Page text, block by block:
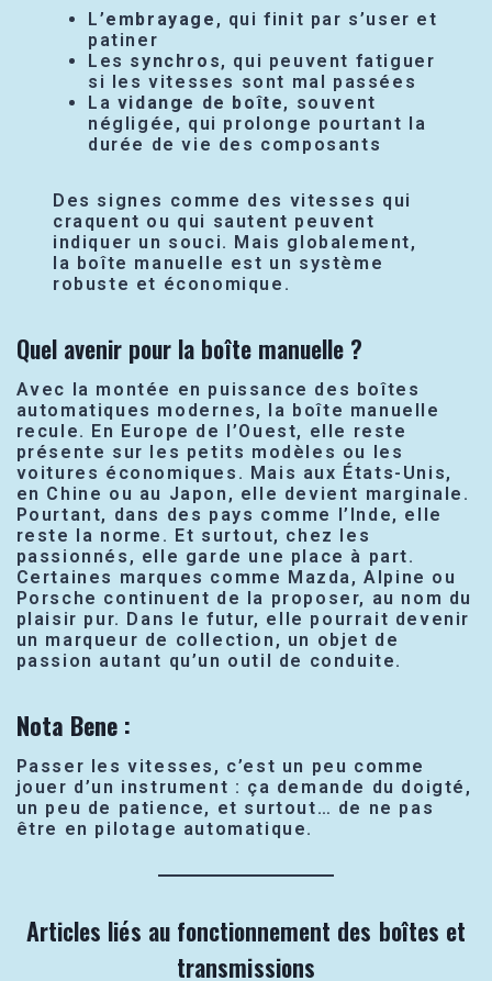
L’embrayage , qui finit par s’user et
patiner
Les synchros, qui peuvent fatiguer
si les vitesses sont mal passées
La vidange de boîte, souvent
négligée, qui prolonge pourtant la
durée de vie des composants
Des signes comme des vitesses qui
craquent ou qui sautent peuvent
indiquer un souci. Mais globalement,
la boîte manuelle est un système
robuste et économique.
Quel avenir pour la boîte manuelle ?
Avec la montée en puissance des boîtes
automatiques modernes, la boîte manuelle
recule. En Europe de l’Ouest, elle reste
présente sur les petits modèles ou les
voitures économiques. Mais aux États-Unis,
en Chine ou au Japon, elle devient marginale.
Pourtant, dans des pays comme l’Inde, elle
reste la norme. Et surtout, chez les
passionnés, elle garde une place à part.
Certaines marques comme Mazda, Alpine ou
Porsche continuent de la proposer, au nom du
plaisir pur. Dans le futur, elle pourrait devenir
un marqueur de collection, un objet de
passion autant qu’un outil de conduite.
Nota Bene :
Passer les vitesses, c’est un peu comme
jouer d’un instrument : ça demande du doigté,
un peu de patience, et surtout… de ne pas
être en pilotage automatique.
Articles liés au fonctionnement des boîtes et
transmissions